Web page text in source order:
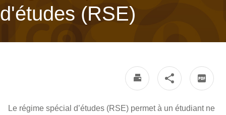
d'études (RSE)
Le régime spécial d’études (RSE) permet à un étudiant ne